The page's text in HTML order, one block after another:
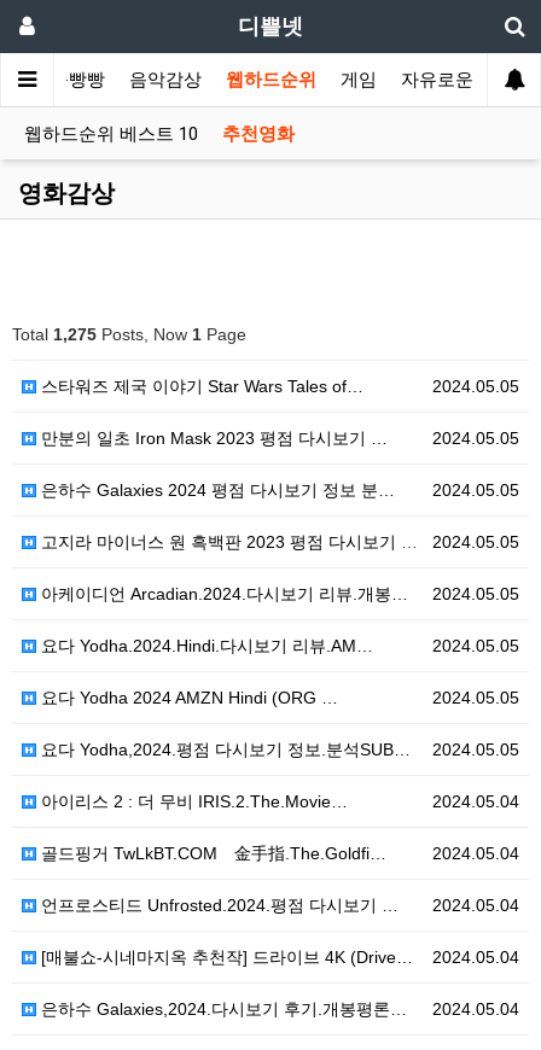
디쁠넷
쭉쭉빵빵 음악감상 웹하드순위 게임 자유로운글
웹하드순위 베스트 10 추천영화
영화감상
Total 1,275 Posts, Now 1 Page
2024.05.05
스타워즈 제국 이야기 Star Wars Tales of…
2024.05.05
만분의 일초 Iron Mask 2023 평점 다시보기 …
2024.05.05
은하수 Galaxies 2024 평점 다시보기 정보 분…
2024.05.05
고지라 마이너스 원 흑백판 2023 평점 다시보기 정보…
2024.05.05
아케이디언 Arcadian.2024.다시보기 리뷰.개봉…
2024.05.05
요다 Yodha.2024.Hindi.다시보기 리뷰.AM…
2024.05.05
요다 Yodha 2024 AMZN Hindi (ORG …
2024.05.05
요다 Yodha,2024.평점 다시보기 정보.분석SUB…
2024.05.04
아이리스 2 : 더 무비 IRIS.2.The.Movie…
2024.05.04
골드핑거 TwLkBT.COM 金手指.The.Goldfi…
2024.05.04
언프로스티드 Unfrosted.2024.평점 다시보기 …
2024.05.04
[매불쇼-시네마지옥 추천작] 드라이브 4K (Drive…
2024.05.04
은하수 Galaxies,2024.다시보기 후기.개봉평론…